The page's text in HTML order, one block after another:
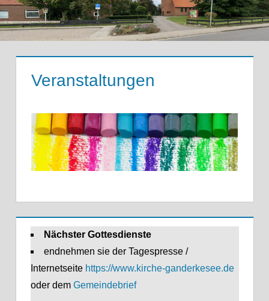
Veranstaltungen
Nächster Gottesdienste
endnehmen sie der Tagespresse /
Internetseitehttps://www.kirche-ganderkesee.de
oder dem Gemeindebrief